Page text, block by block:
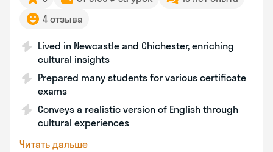
4 отзыва
Lived in Newcastle and Chichester, enriching
cultural insights
Prepared many students for various certificate
exams
Conveys a realistic version of English through
cultural experiences
Читать дальше